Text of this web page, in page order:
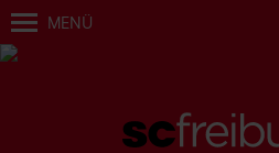
MENÜ